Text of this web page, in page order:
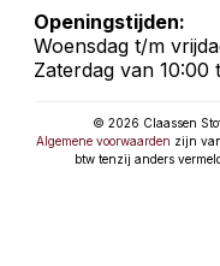
Openingstijden:
Woensdag t/m
Zaterdag van 10:00
© 2026 Claassen
Algemene voorwaarden zijn
btw tenzij anders